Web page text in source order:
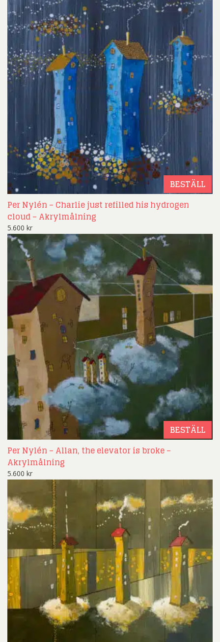
BESTÄLL
Per Nylén – Charlie just refilled his hydrogen
cloud – Akrylmålning
5.600 kr
BESTÄLL
Per Nylén – Allan, the elevator is broke –
Akrylmålning
5.600 kr